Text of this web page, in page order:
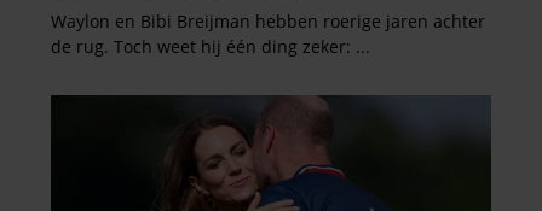
partners kunnen deze gegevens combineren met andere
informatie die u aan ze heeft verstrekt of die ze hebben
gaat akkoord met onze cookies als u onze website blijft